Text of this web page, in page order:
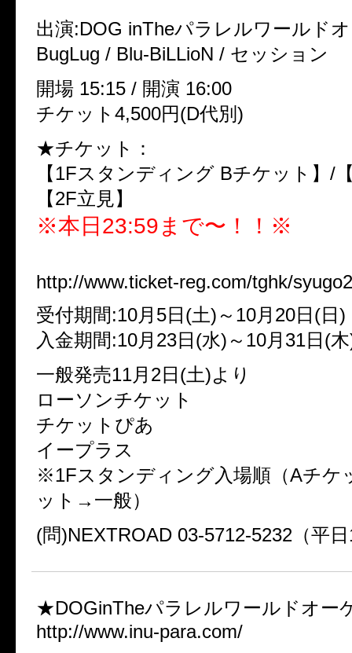
出演:DOG inTheパラレルワールド
BugLug / Blu-BiLLioN / セッション
開場 15:15 / 開演 16:00
チケット4,500円(D代別)
★チケット：
【1Fスタンディング Bチケット】/
【2F立見】
※本日23:59まで〜！！※
http://www.ticket-reg.com/tghk/
受付期間:10月5日(土)～10月20日(日)
入金期間:10月23日(水)～10月31日(
一般発売11月2日(土)より
ローソンチケット
チケットぴあ
イープラス
※1Fスタンディング入場順（Aチ
ット→一般）
(問)NEXTROAD 03-5712-5232（平
★DOGinTheパラレルワールドオー
http://www.inu-para.com/